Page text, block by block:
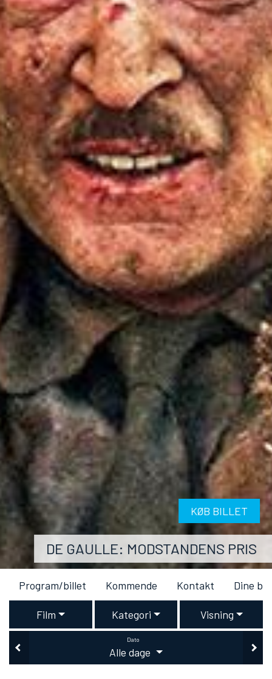
DE GAULLE: MODSTANDENS PRIS
KØB BILLET
Program/billet Kommende Kontakt Dine
Film Kategori Visning
Dato
Alle dage